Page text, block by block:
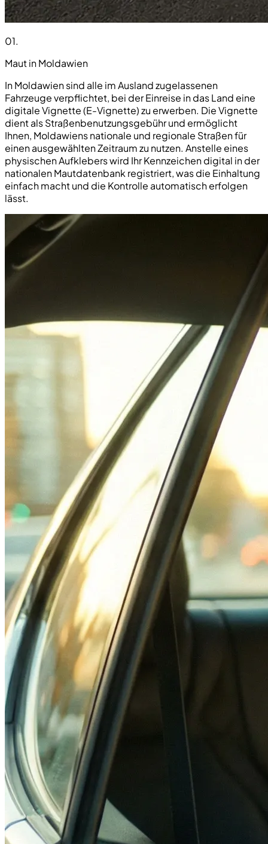
01.
Maut in Moldawien
In Moldawien sind alle im Ausland zugelassenen
Fahrzeuge verpflichtet, bei der Einreise in das Land eine
digitale Vignette (E-Vignette) zu erwerben. Die Vignette
dient als Straßenbenutzungsgebühr und ermöglicht
Ihnen, Moldawiens nationale und regionale Straßen für
einen ausgewählten Zeitraum zu nutzen. Anstelle eines
physischen Aufklebers wird Ihr Kennzeichen digital in der
nationalen Mautdatenbank registriert, was die Einhaltung
einfach macht und die Kontrolle automatisch erfolgen
lässt.